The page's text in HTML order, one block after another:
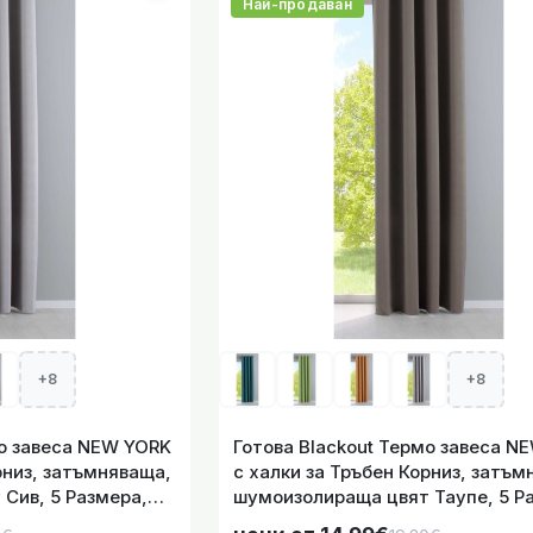
+8
NEW YORK
затъмняваща,
5 Размера,
Най-продаван
+8
Готова Blackout Термо завеса
с халки за Тръбен Корниз,
шумоизолираща цвят Таупе, 5
код- 201920600-014
завеса NEW YORK с халки за Тръбен Корниз,
Тъмно Сив, 5
завеса NEW YORK с халки за Тръбен Корниз,